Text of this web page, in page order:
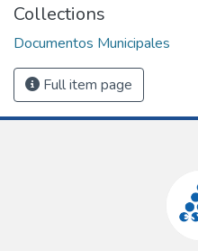
Collections
Documentos Municipales
Full item page